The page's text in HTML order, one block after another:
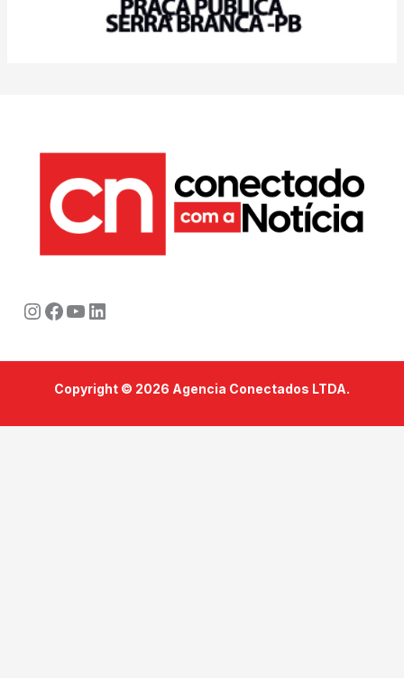
Instagram
Facebook
Youtube
LinkedIn
Copyright © 2026 Agencia Conectados LTDA.